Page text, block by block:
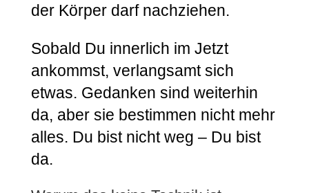
der Körper darf nachziehen.
Sobald Du innerlich im Jetzt
ankommst, verlangsamt sich
etwas. Gedanken sind weiterhin
da, aber sie bestimmen nicht mehr
alles. Du bist nicht weg – Du bist
da.